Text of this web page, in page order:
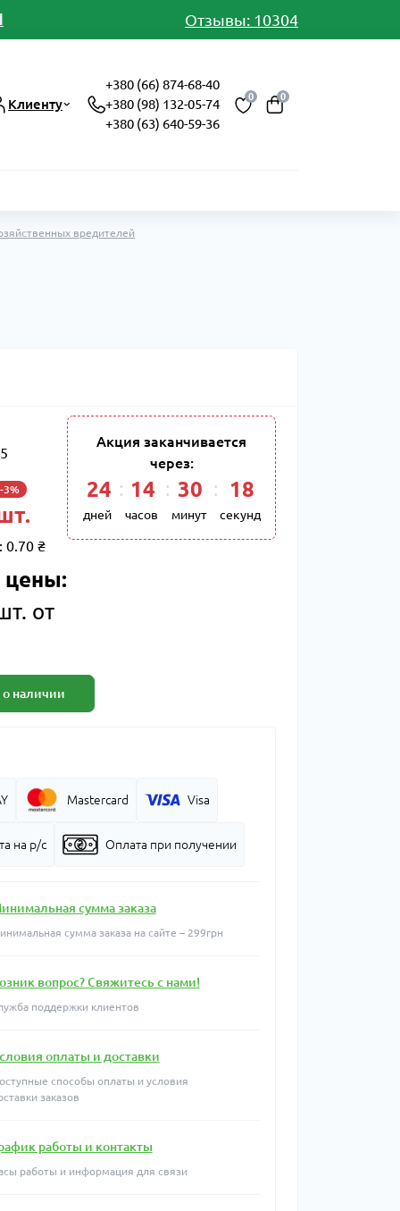
Отзывы: 10304
Клиенту
+380 (66) 874-68-40
+380 (98) 132-05-74
+380 (63) 640-59-36
0 0
вредителей
-3%
0.70 ₴
от
Акция заканчивается
через:
24
дней
: 14
часов
: 30
минут
: 17
секунд
наличии
Mastercard Visa
на р/с Оплата при получении
сумма заказа
сумма заказа на сайте – 299грн
вопрос? Свяжитесь с нами!
поддержки клиентов
оплаты и доставки
способы оплаты и условия
заказов
работы и контакты
работы и информация для связи